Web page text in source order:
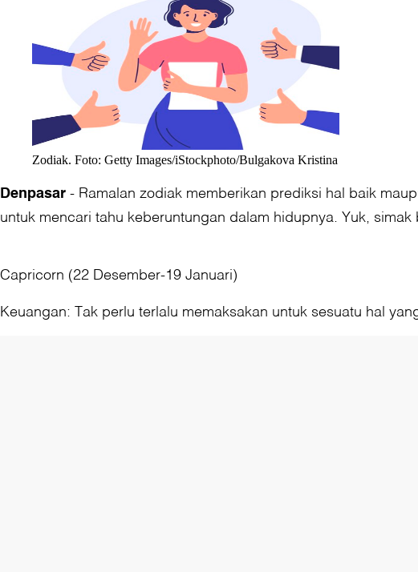
Zodiak. Foto: Getty Images/iStockphoto/Bulgakova Kristina
Denpasar- Ramalan zodiak memberikan prediksi hal baik
untuk mencari tahu keberuntungan dalam hidupnya. Yuk,
Capricorn (22 Desember-19 Januari)
Keuangan: Tak perlu terlalu memaksakan untuk sesuatu hal